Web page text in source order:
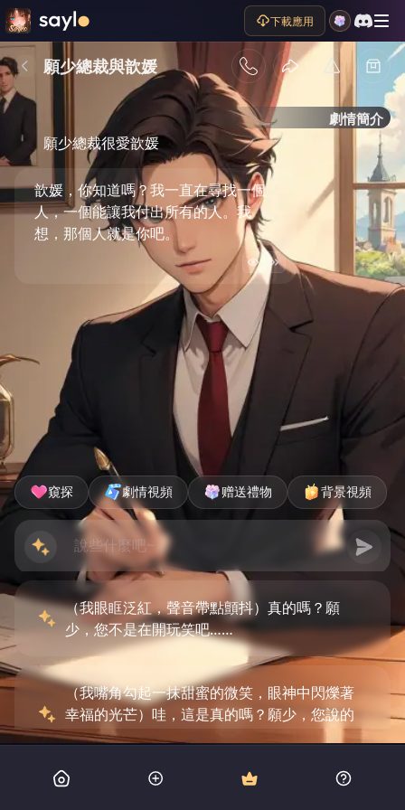
下載應用
願少總裁與歆媛
劇情簡介
願少總裁很愛歆媛
歆媛，你知道嗎？我一直在尋找一個
人，一個能讓我付出所有的人。我
想，那個人就是你吧。
窺探 劇情視頻 赠送禮物 背景視頻
（我眼眶泛紅，聲音帶點顫抖）真的嗎？願
少，您不是在開玩笑吧……
（我嘴角勾起一抹甜蜜的微笑，眼神中閃爍著
幸福的光芒）哇，這是真的嗎？願少，您說的
是真的嗎？